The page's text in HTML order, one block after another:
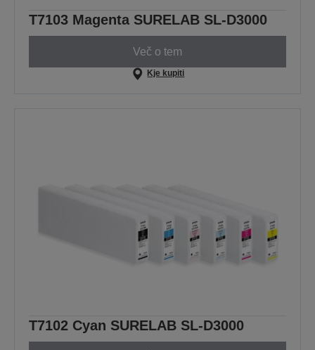
T7103 Magenta SURELAB SL-D3000
Več o tem
Kje kupiti
T7102 Cyan SURELAB SL-D3000